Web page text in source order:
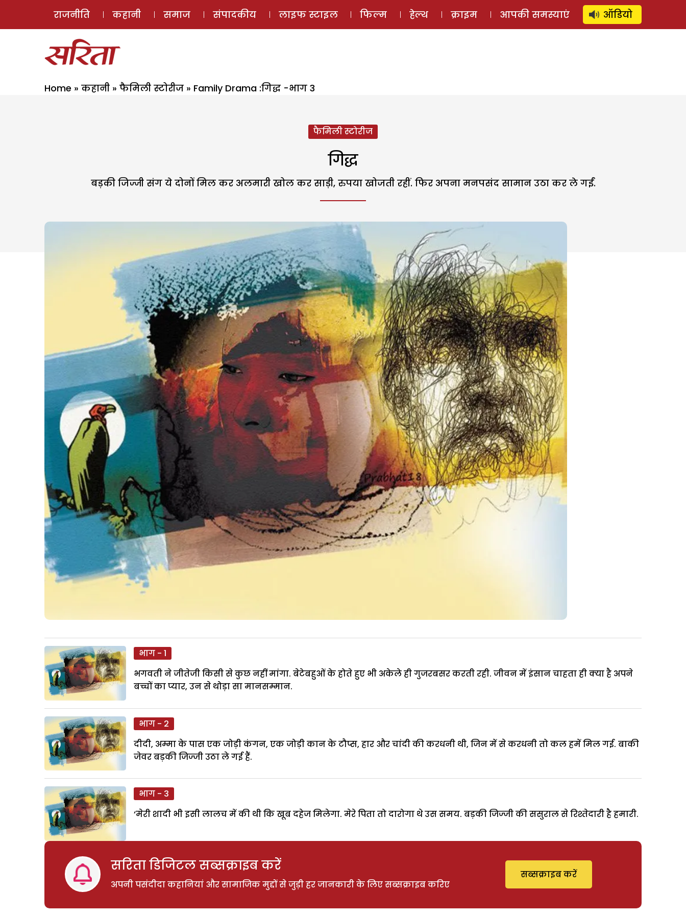
ई-मैगज़ीन ऑडियो स्टोरी लॉग इन ⚲ SUBSCRIBE
राजनीति कहानी समाज संपादकीय लाइफ स्टाइल फिल्म हेल्थ क्राइम आपकी समस्याएं ऑडियो
Home » कहानी » फैमिली स्टोरीज » Family Drama :गिद्ध -भाग 3
फैमिली स्टोरीज
गिद्ध
बड़की जिज्जी संग ये दोनों मिल कर अलमारी खोल कर साड़ी, रुपया खोजती रहीं. फिर अपना मनपसंद सामान उठा कर ले गईं.
भाग - 1
भगवती ने जीतेजी किसी से कुछ नहीं मांगा. बेटेबहुओं के होते हुए भी अकेले ही गुजरबसर करती रही. जीवन में इंसान चाहता ही क्या है अपने
बच्चों का प्यार, उन से थोड़ा सा मानसम्मान.
भाग - 2
दीदी, अम्मा के पास एक जोड़ी कंगन, एक जोड़ी कान के टौप्स, हार और चांदी की करधनी थी, जिन में से करधनी तो कल हमें मिल गई. बाकी
जेवर बड़की जिज्जी उठा ले गई हैं.
भाग - 3
‘मेरी शादी भी इसी लालच में की थी कि खूब दहेज मिलेगा. मेरे पिता तो दारोगा थे उस समय. बड़की जिज्जी की ससुराल से रिश्तेदारी है हमारी.
सरिता डिजिटल सब्सक्राइब करें
अपनी पसंदीदा कहानियां और सामाजिक मुद्दों से जुड़ी हर जानकारी के लिए सब्सक्राइब करिए
सब्सक्राइब करें